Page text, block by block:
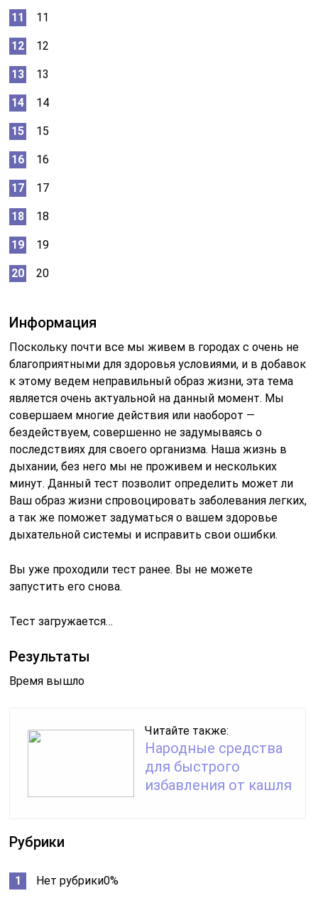
11
12
13
14
15
16
17
18
19
20
Информация
Поскольку почти все мы живем в городах с очень не
благоприятными для здоровья условиями, и в добавок
к этому ведем неправильный образ жизни, эта тема
является очень актуальной на данный момент. Мы
совершаем многие действия или наоборот —
бездействуем, совершенно не задумываясь о
последствиях для своего организма. Наша жизнь в
дыхании, без него мы не проживем и нескольких
минут. Данный тест позволит определить может ли
Ваш образ жизни спровоцировать заболевания легких,
а так же поможет задуматься о вашем здоровье
дыхательной системы и исправить свои ошибки.
Вы уже проходили тест ранее. Вы не можете
запустить его снова.
Тест загружается…
Результаты
Время вышло
Читайте также:
Народные средства
для быстрого
избавления от кашля
Рубрики
Нет рубрики0%